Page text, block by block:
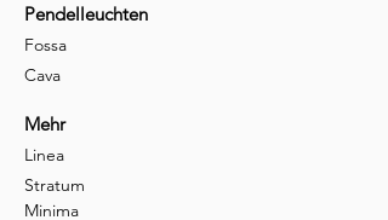
Pendelleuchten
Fossa
Cava
Mehr
Linea
Stratum
Minima